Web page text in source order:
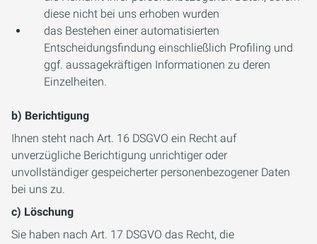
diese nicht bei uns erhoben wurden
das Bestehen einer automatisierten
Entscheidungsfindung einschließlich Profiling und
ggf. aussagekräftigen Informationen zu deren
Einzelheiten.
b) Berichtigung
Ihnen steht nach Art. 16 DSGVO ein Recht auf
unverzügliche Berichtigung unrichtiger oder
unvollständiger gespeicherter personenbezogener Daten
bei uns zu.
c) Löschung
Sie haben nach Art. 17 DSGVO das Recht, die